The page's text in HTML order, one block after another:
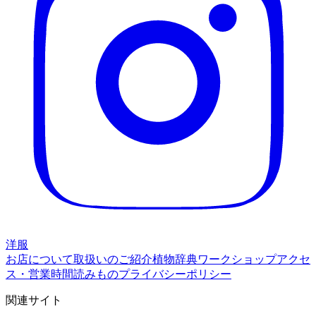
洋服
お店について取扱いのご紹介植物辞典ワークショップアクセ
ス・営業時間読みものプライバシーポリシー
関連サイト